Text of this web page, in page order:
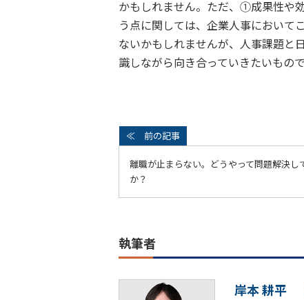
かもしれません。ただ、①成果性や
う点に関しては、企業人事において
ないかもしれませんが、人事課題と
識しながら向き合っていきたいもので
離職が止まらない。どうやって問題解決し
か？
執筆者
岸本 耕平